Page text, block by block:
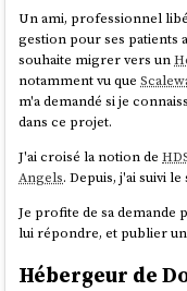
Un ami, professionnel
gestion pour ses
souhaite migrer vers un
notamment vu que
m'a demandé si je
dans ce projet.
J'ai croisé la notion de
Angels. Depuis, j'ai suivi
Je profite de sa demande
lui répondre, et publier
Hébergeur de